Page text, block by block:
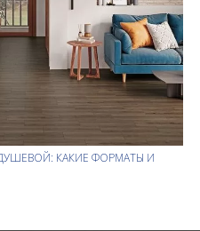
КАКИЕ ФОРМАТЫ И